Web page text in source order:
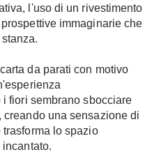
l'uso di un rivestimento
immaginarie che
da parati con motivo
fiori sembrano sbocciare
una sensazione di
lo spazio